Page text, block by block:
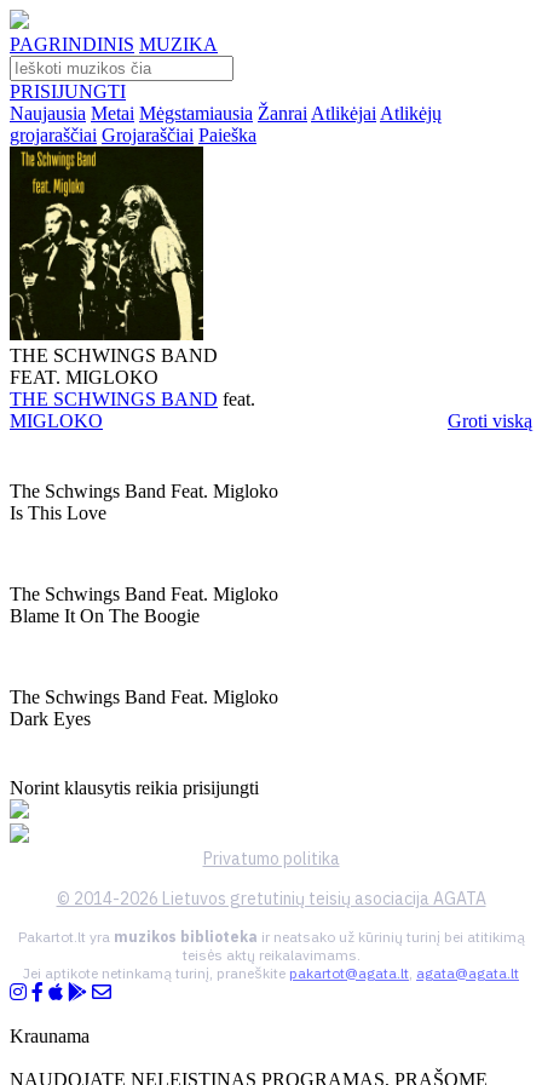
PAGRINDINIS MUZIKA
PRISIJUNGTI
Naujausia Metai Mėgstamiausia Žanrai Atlikėjai Atlikėjų
grojaraščiai Grojaraščiai Paieška
THE SCHWINGS BAND
FEAT. MIGLOKO
THE SCHWINGS BAND feat.
MIGLOKO
Groti viską
The Schwings Band Feat. Migloko
Is This Love
The Schwings Band Feat. Migloko
Blame It On The Boogie
The Schwings Band Feat. Migloko
Dark Eyes
Norint klausytis reikia prisijungti
Privatumo politika
© 2014-2026 Lietuvos gretutinių teisių asociacija AGATA
Pakartot.lt yra muzikos biblioteka ir neatsako už kūrinių turinį bei atitikimą
teisės aktų reikalavimams.
Jei aptikote netinkamą turinį, praneškite pakartot@agata.lt, agata@agata.lt
Kraunama
NAUDOJATE NELEISTINAS PROGRAMAS, PRAŠOME